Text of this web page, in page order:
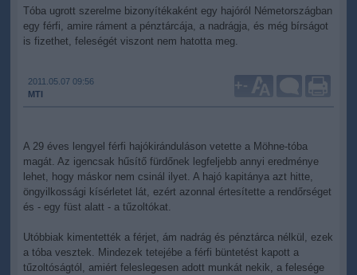
Tóba ugrott szerelme bizonyítékaként egy hajóról Németországban
egy férfi, amire ráment a pénztárcája, a nadrágja, és még bírságot
is fizethet, feleségét viszont nem hatotta meg.
2011.05.07 09:56
MTI
+-
A 29 éves lengyel férfi hajókiránduláson vetette a Möhne-tóba
magát. Az igencsak hűsítő fürdőnek legfeljebb annyi eredménye
lehet, hogy máskor nem csinál ilyet. A hajó kapitánya azt hitte,
öngyilkossági kísérletet lát, ezért azonnal értesítette a rendőrséget
és - egy füst alatt - a tűzoltókat.
Utóbbiak kimentették a férjet, ám nadrág és pénztárca nélkül, ezek
a tóba vesztek. Mindezek tetejébe a férfi büntetést kapott a
tűzoltóságtól, amiért feleslegesen adott munkát nekik, a felesége